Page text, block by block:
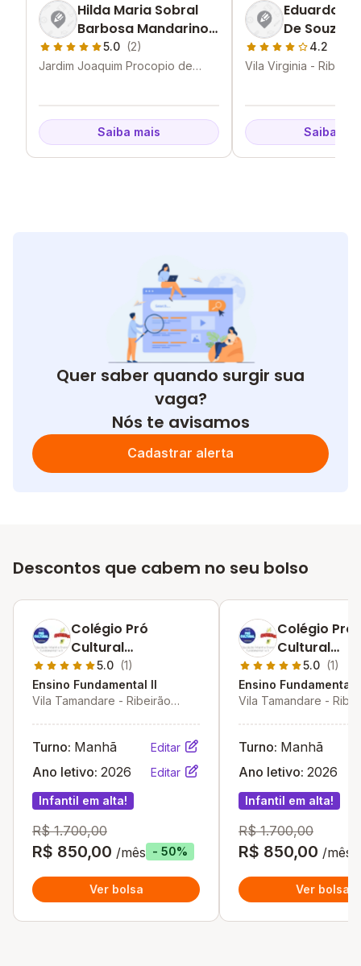
Hilda Maria Sobral
Barbosa Mandarino
Emei5.0 (2)
Jardim Joaquim Procopio de
Saiba mais
Eduardo
De Souza
4.2
Vila Virginia -
Saiba
Quer saber quando surgir sua
vaga?
Nós te avisamos
Cadastrar alerta
Descontos que cabem no seu bolso
Colégio Pró
Cultural
Amarelinha -
Unidade Ii
5.0 (1)
Ensino Fundamental II
Vila Tamandare - Ribeirão
Turno: Manhã Editar
Ano letivo: 2026 Editar
Infantil em alta!
R$ 1.700,00
R$ 850,00 /mês - 50%
Ver bolsa
Colégio Pró
Cultural
Amarelinha
Unidade Ii
5.0 (1)
Ensino Fundamental
Vila Tamandare -
Turno: Manhã
Ano letivo: 2026
Infantil em alta!
R$ 1.700,00
R$ 850,00 /mês
Ver bolsa